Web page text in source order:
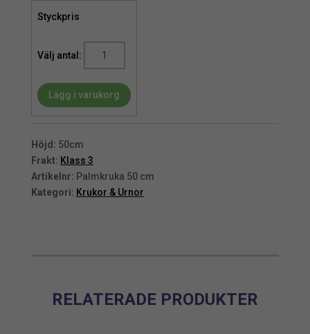
Styckpris
50
Lägg i varukorg
Höjd: 50cm
Frakt: Klass 3
Artikelnr: Palmkruka 50 cm
Kategori: Krukor & Urnor
RELATERADE PRODUKTER